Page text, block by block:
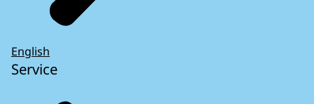
English
Service